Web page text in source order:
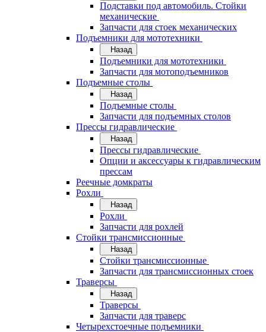
Подставки под автомобиль. Стойки
механические
Запчасти для стоек механических
Подъемники для мототехники
Назад
Подъемники для мототехники
Запчасти для мотоподъемников
Подъемные столы
Назад
Подъемные столы
Запчасти для подъемных столов
Прессы гидравлические
Назад
Прессы гидравлические
Опции и аксессуары к гидравлическим
прессам
Реечные домкраты
Рохли
Назад
Рохли
Запчасти для рохлей
Стойки трансмиссионные
Назад
Стойки трансмиссионные
Запчасти для трансмиссионных стоек
Траверсы
Назад
Траверсы
Запчасти для траверс
Четырехстоечные подъемники